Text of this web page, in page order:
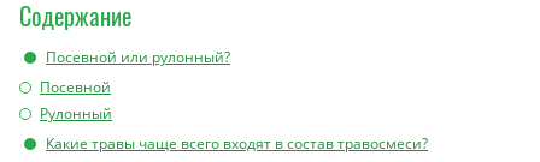
Содержание
Посевной или рулонный?
Посевной
Рулонный
Какие травы чаще всего входят в состав травосмеси?